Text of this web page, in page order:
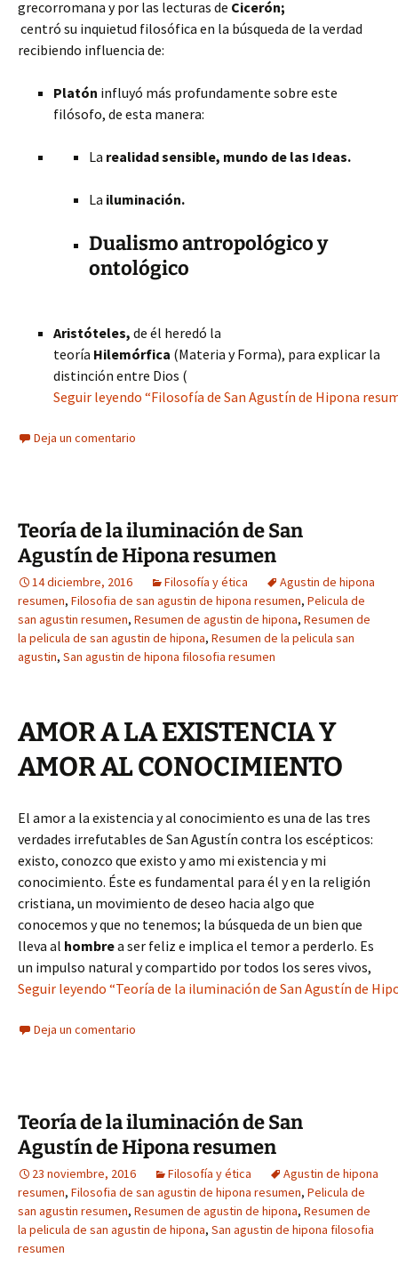
grecorromana y por las lecturas de Cicerón;
centró su inquietud filosófica en la búsqueda de la verdad
recibiendo influencia de:
Platón influyó más profundamente sobre este
filósofo, de esta manera:
La realidad sensible, mundo de las Ideas.
La iluminación.
Dualismo antropológico y
ontológico
Aristóteles, de él heredó la
teoría Hilemórfica (Materia y Forma), para explicar la
distinción entre Dios (
Seguir leyendo “Filosofía de San Agustín de Hipona
Deja un comentario
Teoría de la iluminación de San
Agustín de Hipona resumen
14 diciembre, 2016 Filosofía y ética
Agustin de hipona
resumen, Filosofia de san agustin de hipona resumen, Pelicula de
san agustin resumen, Resumen de agustin de hipona, Resumen de
la pelicula de san agustin de hipona, Resumen de la pelicula san
agustin, San agustin de hipona filosofia resumen
AMOR A LA EXISTENCIA Y
AMOR AL CONOCIMIENTO
El amor a la existencia y al conocimiento es una de las tres
verdades irrefutables de San Agustín contra los escépticos:
existo, conozco que existo y amo mi existencia y mi
conocimiento. Éste es fundamental para él y en la religión
cristiana, un movimiento de deseo hacia algo que
conocemos y que no tenemos; la búsqueda de un bien que
lleva al hombrea ser feliz e implica el temor a perderlo. Es
un impulso natural y compartido por todos los seres vivos,
Seguir leyendo “Teoría de la iluminación de San Agustín de
Deja un comentario
Teoría de la iluminación de San
Agustín de Hipona resumen
23 noviembre, 2016 Filosofía y ética
Agustin de hipona
resumen, Filosofia de san agustin de hipona resumen, Pelicula de
san agustin resumen, Resumen de agustin de hipona, Resumen de
la pelicula de san agustin de hipona, San agustin de hipona filosofia
resumen